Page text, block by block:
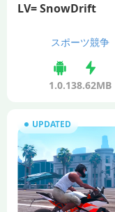
LV= SnowDrift
スポーツ競争
1.0.138.62MB
UPDATED